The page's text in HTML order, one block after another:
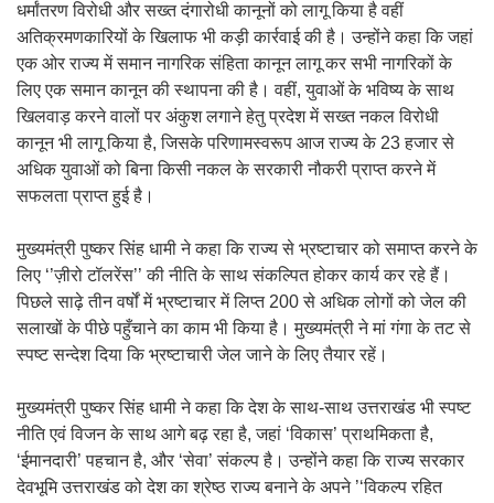
धर्मांतरण विरोधी और सख्त दंगारोधी कानूनों को लागू किया है वहीं
अतिक्रमणकारियों के खिलाफ भी कड़ी कार्रवाई की है। उन्होंने कहा कि जहां
एक ओर राज्य में समान नागरिक संहिता कानून लागू कर सभी नागरिकों के
लिए एक समान कानून की स्थापना की है। वहीं, युवाओं के भविष्य के साथ
खिलवाड़ करने वालों पर अंकुश लगाने हेतु प्रदेश में सख्त नकल विरोधी
कानून भी लागू किया है, जिसके परिणामस्वरूप आज राज्य के 23 हजार से
अधिक युवाओं को बिना किसी नकल के सरकारी नौकरी प्राप्त करने में
सफलता प्राप्त हुई है।
मुख्यमंत्री पुष्कर सिंह धामी ने कहा कि राज्य से भ्रष्टाचार को समाप्त करने के
लिए ‘’ज़ीरो टॉलरेंस’’ की नीति के साथ संकल्पित होकर कार्य कर रहे हैं।
पिछले साढ़े तीन वर्षों में भ्रष्टाचार में लिप्त 200 से अधिक लोगों को जेल की
सलाखों के पीछे पहुँचाने का काम भी किया है। मुख्यमंत्री ने मां गंगा के तट से
स्पष्ट सन्देश दिया कि भ्रष्टाचारी जेल जाने के लिए तैयार रहें।
मुख्यमंत्री पुष्कर सिंह धामी ने कहा कि देश के साथ-साथ उत्तराखंड भी स्पष्ट
नीति एवं विजन के साथ आगे बढ़ रहा है, जहां ‘विकास’ प्राथमिकता है,
‘ईमानदारी’ पहचान है, और ‘सेवा’ संकल्प है। उन्होंने कहा कि राज्य सरकार
देवभूमि उत्तराखंड को देश का श्रेष्ठ राज्य बनाने के अपने ’‘विकल्प रहित